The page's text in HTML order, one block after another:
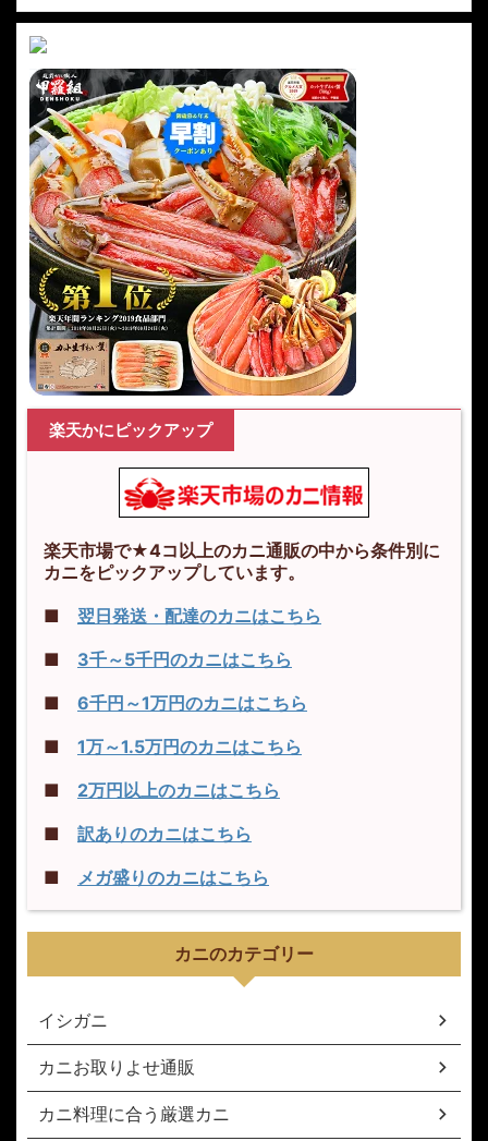
楽天かにピックアップ
楽天市場で★4コ以上のカニ通販の中から条件別に
カニをピックアップしています。
■ 翌日発送・配達のカニはこちら
■ 3千～5千円のカニはこちら
■ 6千円～1万円のカニはこちら
■ 1万～1.5万円のカニはこちら
■ 2万円以上のカニはこちら
■ 訳ありのカニはこちら
■
メガ盛りのカニはこちら
カニのカテゴリー
イシガニ
カニお取りよせ通販
カニ料理に合う厳選カニ